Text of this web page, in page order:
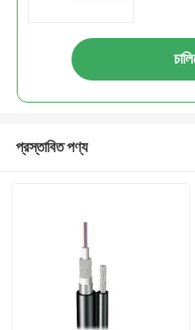
প্রস্তাবিত পণ্য